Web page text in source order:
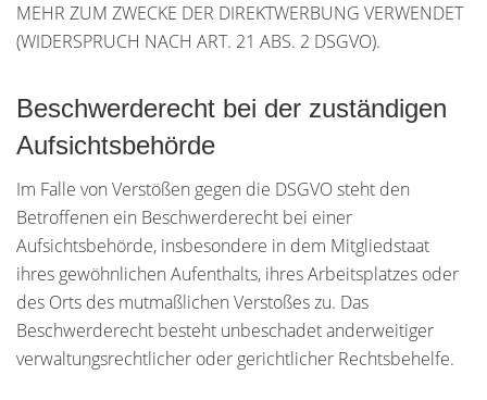
MEHR ZUM ZWECKE DER DIREKTWERBUNG VERWENDET
(WIDERSPRUCH NACH ART. 21 ABS. 2 DSGVO).
Beschwerde­recht bei der zuständigen
Aufsichts­behörde
Im Falle von Verstößen gegen die DSGVO steht den
Betroffenen ein Beschwerderecht bei einer
Aufsichtsbehörde, insbesondere in dem Mitgliedstaat
ihres gewöhnlichen Aufenthalts, ihres Arbeitsplatzes oder
des Orts des mutmaßlichen Verstoßes zu. Das
Beschwerderecht besteht unbeschadet anderweitiger
verwaltungsrechtlicher oder gerichtlicher Rechtsbehelfe.